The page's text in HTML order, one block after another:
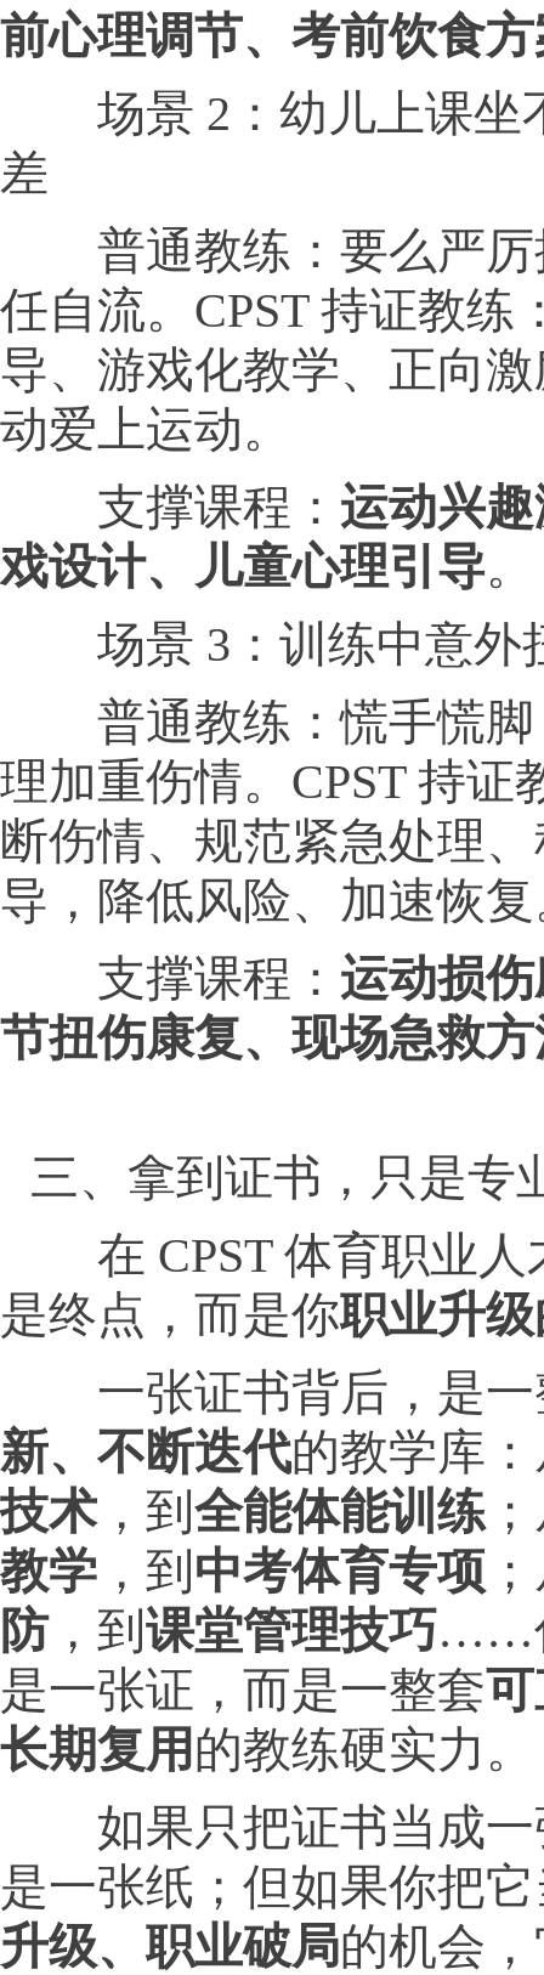
前心理调节、考前饮食
场景 2：幼儿上课坐
差
普通教练：要么严厉
任自流。CPST 持证教练
导、游戏化教学、正向
动爱上运动。
支撑课程： 运动兴
戏设计、儿童心理引导。
场景 3：训练中意外
普通教练：慌手慌脚
理加重伤情。CPST 持证
断伤情、规范紧急处理
导，降低风险、加速恢
支撑课程： 运动损
节扭伤康复、现场急救
三、拿到证书，只是专
在 CPST 体育职业人
是终点，而是你职业升
一张证书背后，是一
新、不断迭代的教学库
技术，到 全能体能训练
教学 ，到 中考体育专项
防，到 课堂管理技巧……
是一张证，而是一整套
长期复用 的教练硬实力。
如果只把证书当成一
是一张纸；但如果你把
升级、职业破局的机会